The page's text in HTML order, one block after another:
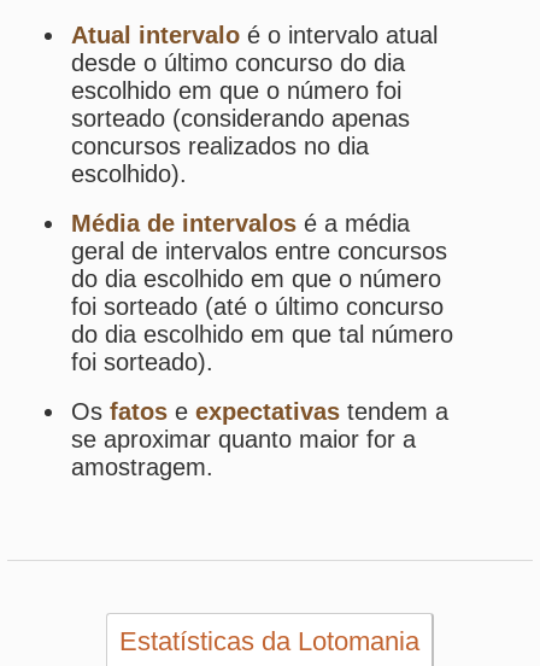
PRINCIPAL
eBooks
Artigos
Estatísticas
Desdobramentos
Conferidor
Simulador
Futebol